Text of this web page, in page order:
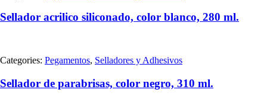
Sellador acrilico siliconado, color blanco, 280 ml.
Categories: Pegamentos, Selladores y Adhesivos
Sellador de parabrisas, color negro, 310 ml.